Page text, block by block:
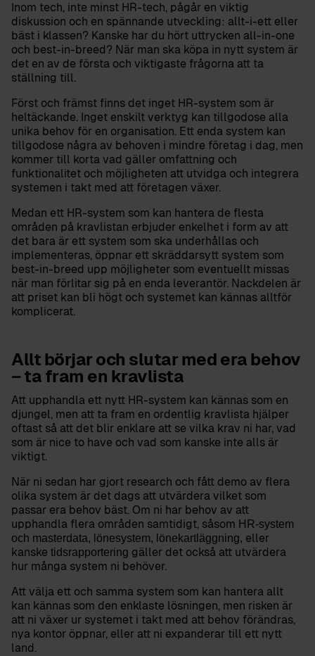
Inom tech, inte minst HR-tech, pågår en viktig
diskussion och en spännande utveckling: allt-i-ett eller
bäst i klassen? Kanske har du hört uttrycken all-in-one
och best-in-breed? När man ska köpa in nytt system är
det en av de första och viktigaste frågorna att ta
ställning till.
Först och främst finns det inget HR-system som är
heltäckande. Inget enskilt verktyg kan tillgodose alla
unika behov för en organisation. Ett enda system kan
tillgodose några av behoven i mindre företag i dag, men
kommer till korta vad gäller omfattning och
funktionalitet och möjligheten att utvidga och integrera
systemen i takt med att företagen växer.
Medan ett HR-system som kan hantera de flesta
områden på kravlistan erbjuder enkelhet i form av att
det bara är ett system som ska underhållas och
implementeras, öppnar ett skräddarsytt system som
best-in-breed upp möjligheter som eventuellt missas
när man förlitar sig på en enda leverantör. Nackdelen är
att priset kan bli högt och systemet kan kännas alltför
komplicerat.
Allt börjar och slutar med era behov
– ta fram en kravlista
Att upphandla ett nytt HR-system kan kännas som en
djungel, men att ta fram en ordentlig kravlista hjälper
oftast så att det blir enklare att se vilka krav ni har, vad
som är nice to have och vad som kanske inte alls är
viktigt.
När ni sedan har gjort research och fått demo av flera
olika system är det dags att utvärdera vilket som
passar era behov bäst. Om ni har behov av att
upphandla flera områden samtidigt, såsom HR-system
och masterdata, lönesystem, lönekartläggning, eller
kanske tidsrapportering gäller det också att utvärdera
hur många system ni behöver.
Att välja ett och samma system som kan hantera allt
kan kännas som den enklaste lösningen, men risken är
att ni växer ur systemet i takt med att behov förändras,
nya kontor öppnar, eller att ni expanderar till ett nytt
land.